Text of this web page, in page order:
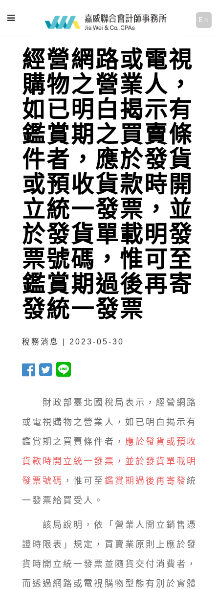
En
經營網路或電視
購物之營業人，
如已明白揭示有
鑑賞期之買賣條
件者，應於發貨
或預收貨款時開
立統一發票，並
於發貨單載明發
票號碼，惟可至
鑑賞期過後再寄
發統一發票
稅務消息 | 2023-05-30
財政部臺北國稅局表示，經營網路
或電視購物之營業人，如已明白揭示有
鑑賞期之買賣條件者， 應於發貨或預收
貨款時開立統一發票，並於發貨單載明
發票號碼 ，惟可至 鑑賞期過後再寄發統
一發票給買受人。
該局說明，依「營業人開立銷售憑
證時限表」規定，買賣業原則上應於發
貨時開立統一發票並隨貨交付消費者，
而透過網路或電視購物型態有別於實體